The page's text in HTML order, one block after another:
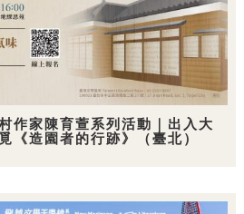
作家陳育萱系列活動｜出入大
造園者的行跡》（臺北）